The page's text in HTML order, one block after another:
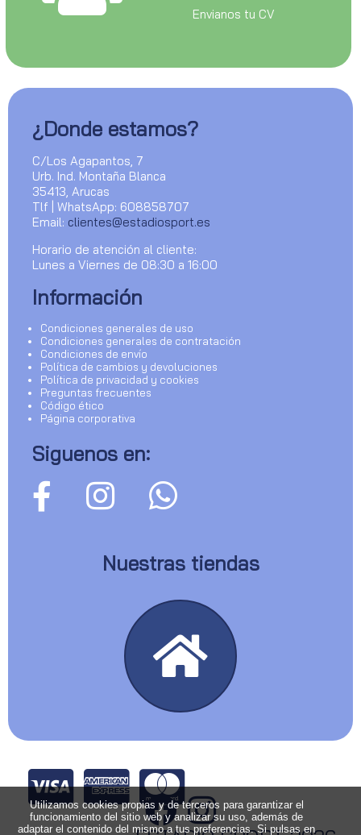
Envianos tu CV
¿Donde estamos?
C/Los Agapantos, 7
Urb. Ind. Montaña Blanca
35413, Arucas
Tlf | WhatsApp: 608858707
Email: clientes@estadiosport.es
Horario de atención al cliente:
Lunes a Viernes de 08:30 a 16:00
Información
Condiciones generales de uso
Condiciones generales de contratación
Condiciones de envío
Política de cambios y devoluciones
Política de privacidad y cookies
Preguntas frecuentes
Código ético
Página corporativa
Siguenos en:
Nuestras tiendas
Utilizamos cookies propias y de terceros para garantizar el
funcionamiento del sitio web y analizar su uso, además de
adaptar el contenido del mismo a tus preferencias. Si pulsas en